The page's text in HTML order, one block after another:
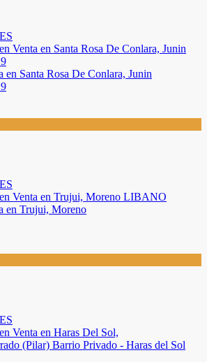
en Santa Rosa De Conlara, Junin
en Trujui, Moreno